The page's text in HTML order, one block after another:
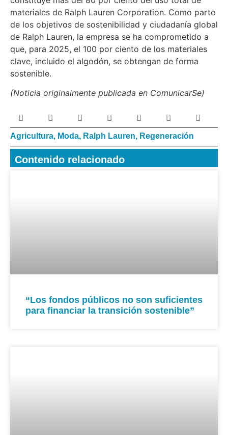
materiales de Ralph Lauren Corporation. Como parte
de los objetivos de sostenibilidad y ciudadanía global
de Ralph Lauren, la empresa se ha comprometido a
que, para 2025, el 100 por ciento de los materiales
clave, incluido el algodón, se obtengan de forma
sostenible.
(Noticia originalmente publicada en ComunicarSe)
Agricultura, Moda, Ralph Lauren, Regeneración
Contenido relacionado
“Los fondos públicos no son suficientes
para financiar la transición sostenible”